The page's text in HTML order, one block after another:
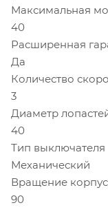
Максимальная
40
Расширенная
Да
Количество
3
Диаметр
40
Тип выключателя
Механический
Вращение
90